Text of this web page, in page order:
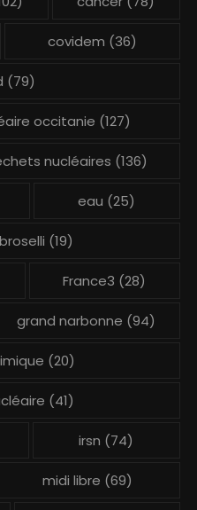
covidem (36)
(79)
occitanie (127)
nucléaires (136)
eau (25)
(19)
France3 (28)
grand narbonne (94)
(20)
(41)
irsn (74)
midi libre (69)